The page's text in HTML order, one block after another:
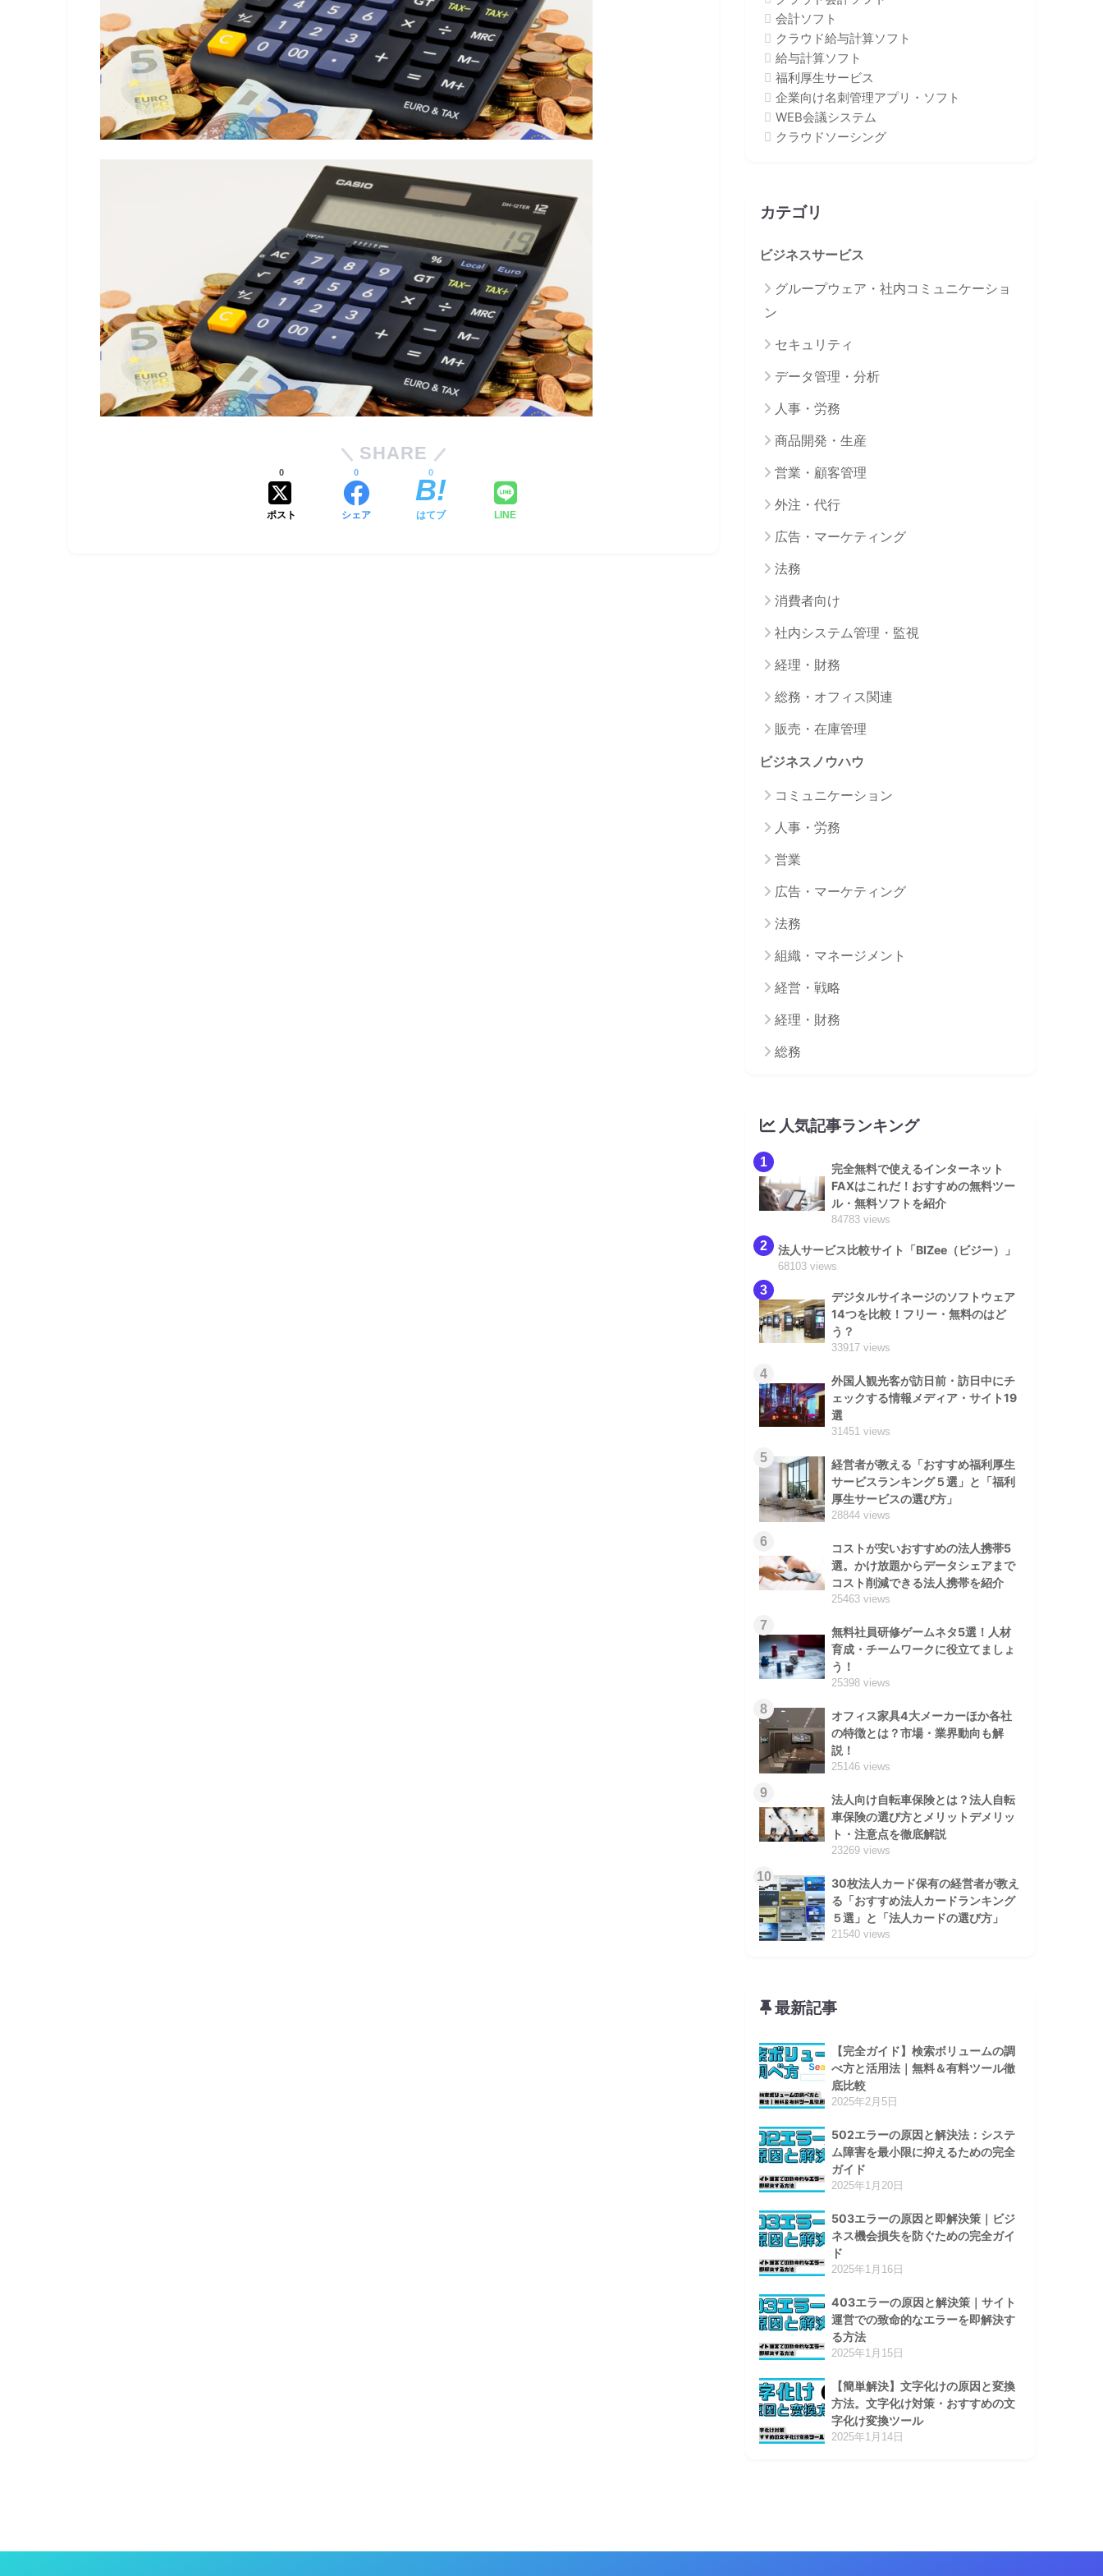
SHARE
ポスト
0
シェア
0
はてブ
0
LINE
会計ソフト
クラウド給与計算ソフト
給与計算ソフト
福利厚生サービス
企業向け名刺管理アプリ・ソフト
WEB会議システム
クラウドソーシング
カテゴリ
ビジネスサービス
グループウェア・社内コミュニケーショ
ン
セキュリティ
データ管理・分析
人事・労務
商品開発・生産
営業・顧客管理
外注・代行
広告・マーケティング
法務
消費者向け
社内システム管理・監視
経理・財務
総務・オフィス関連
販売・在庫管理
ビジネスノウハウ
コミュニケーション
人事・労務
営業
広告・マーケティング
法務
組織・マネージメント
経営・戦略
経理・財務
総務
人気記事ランキング
1
完全無料で使えるインターネット
FAXはこれだ！おすすめの無料ツー
ル・無料ソフトを紹介
84783 views
2 法人サービス比較サイト「BIZee（ビジー）」
68103 views
3
デジタルサイネージのソフトウェア
14つを比較！フリー・無料のはど
う？
33917 views
4
外国人観光客が訪日前・訪日中にチ
ェックする情報メディア・サイト19
選
31451 views
5
経営者が教える「おすすめ福利厚生
サービスランキング５選」と「福利
厚生サービスの選び方」
28844 views
6
コストが安いおすすめの法人携帯5
選。かけ放題からデータシェアまで
コスト削減できる法人携帯を紹介
25463 views
7
無料社員研修ゲームネタ5選！人材
育成・チームワークに役立てましょ
う！
25398 views
8
オフィス家具4大メーカーほか各社
の特徴とは？市場・業界動向も解
説！
25146 views
9
法人向け自転車保険とは？法人自転
車保険の選び方とメリットデメリッ
ト・注意点を徹底解説
23269 views
10
30枚法人カード保有の経営者が教え
る「おすすめ法人カードランキング
５選」と「法人カードの選び方」
21540 views
最新記事
【完全ガイド】検索ボリュームの調
べ方と活用法｜無料＆有料ツール徹
底比較
2025年2月5日
502エラーの原因と解決法：システ
ム障害を最小限に抑えるための完全
ガイド
2025年1月20日
503エラーの原因と即解決策｜ビジ
ネス機会損失を防ぐための完全ガイ
ド
2025年1月16日
403エラーの原因と解決策｜サイト
運営での致命的なエラーを即解決す
る方法
2025年1月15日
【簡単解決】文字化けの原因と変換
方法。文字化け対策・おすすめの文
字化け変換ツール
2025年1月14日